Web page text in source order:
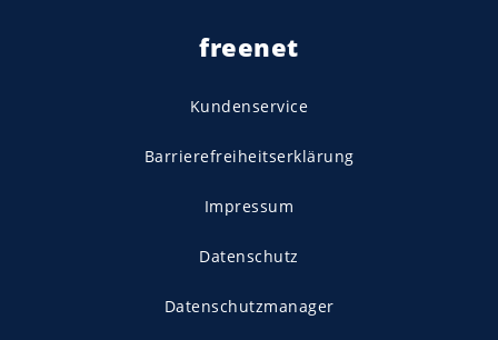
freenet
Kundenservice
Barrierefreiheitserklärung
Impressum
Datenschutz
Datenschutzmanager